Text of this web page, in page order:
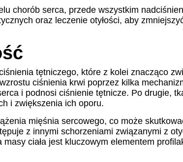
chorób serca, przede wszystkim
oraz leczenie otyłości, aby
tętniczego, które z kolei znacząco
ciśnienia krwi poprzez kilka
i podnosi ciśnienie tętnicze. Po drugie,
i zwiększenia ich oporu.
mięśnia sercowego, co może
z innymi schorzeniami związanymi z
ciała jest kluczowym elementem